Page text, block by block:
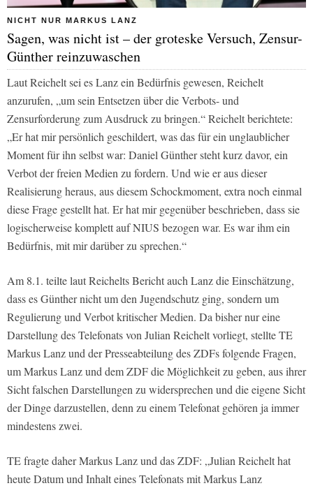
NICHT NUR MARKUS LANZ
Sagen, was nicht ist – der groteske Versuch, Zensur-
Günther reinzuwaschen
Laut Reichelt sei es Lanz ein Bedürfnis gewesen, Reichelt
anzurufen, „um sein Entsetzen über die Verbots- und
Zensurforderung zum Ausdruck zu bringen.“ Reichelt berichtete:
„Er hat mir persönlich geschildert, was das für ein unglaublicher
Moment für ihn selbst war: Daniel Günther steht kurz davor, ein
Verbot der freien Medien zu fordern. Und wie er aus dieser
Realisierung heraus, aus diesem Schockmoment, extra noch einmal
diese Frage gestellt hat. Er hat mir gegenüber beschrieben, dass sie
logischerweise komplett auf NIUS bezogen war. Es war ihm ein
Bedürfnis, mit mir darüber zu sprechen.“
Am 8.1. teilte laut Reichelts Bericht auch Lanz die Einschätzung,
dass es Günther nicht um den Jugendschutz ging, sondern um
Regulierung und Verbot kritischer Medien. Da bisher nur eine
Darstellung des Telefonats von Julian Reichelt vorliegt, stellte TE
Markus Lanz und der Presseabteilung des ZDFs folgende Fragen,
um Markus Lanz und dem ZDF die Möglichkeit zu geben, aus ihrer
Sicht falschen Darstellungen zu widersprechen und die eigene Sicht
der Dinge darzustellen, denn zu einem Telefonat gehören ja immer
mindestens zwei.
TE fragte daher Markus Lanz und das ZDF: „Julian Reichelt hat
heute Datum und Inhalt eines Telefonats mit Markus Lanz